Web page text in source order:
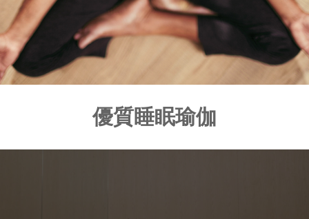
優質睡眠瑜伽